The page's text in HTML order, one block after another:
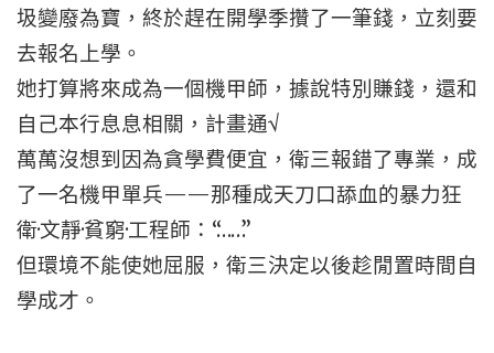
圾變廢為寶，終於趕在開學季攢了一筆錢，立刻要
去報名上學。
她打算將來成為一個機甲師，據說特別賺錢，還和
自己本行息息相關，計畫通√
萬萬沒想到因為貪學費便宜，衛三報錯了專業，成
了一名機甲單兵——那種成天刀口舔血的暴力狂
衛·文靜·貧窮·工程師：“……”
但環境不能使她屈服，衛三決定以後趁閒置時間自
學成才。